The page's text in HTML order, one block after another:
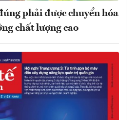
phải được chuyển hóa
chất lượng cao